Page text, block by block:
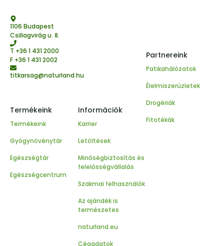
1106 Budapest
Csillagvirág u. 8.
T +36 1 431 2000
F +36 1 431 2002
titkarsag@naturland.hu
Termékeink
Termékeink
Gyógynövénytár
Egészségtár
Egészségcentrum
Információk
Karrier
Letöltések
Minőségbiztosítás és
felelősségvállalás
Szakmai felhasználók
Az ajándék is
természetes
naturland.eu
Cégadatok
Partnereink
Patikahálózatok
Élelmiszerüzletek
Drogériák
Fitotékák